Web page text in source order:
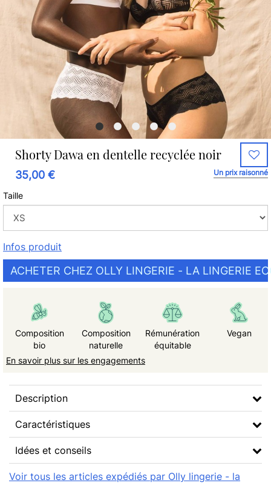
Shorty Dawa en dentelle recyclée noir
35,00 € Un prix raisonné
Taille
Infos produit
ACHETER CHEZ OLLY LINGERIE - LA LINGERIE
Composition
bio
Composition
naturelle
Rémunération
équitable
Vegan
En savoir plus sur les engagements
Description
Caractéristiques
Idées et conseils
Voir tous les articles expédiés par Olly lingerie - la